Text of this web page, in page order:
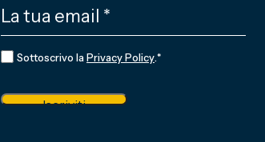
CONSENSO*
Sottoscrivo laPrivacy Policy.*
Iscriviti